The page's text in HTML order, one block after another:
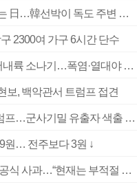
[속보] 여전히 ‘독도는 우리땅’ 외치는 日…韓선박이 독도 주변 해양조사 활동하자 반발
2300여 가구 6시간 단수
부산 울산 경남 구름 많고 경남 북서내륙 소나기…폭염·열대야 계속
보, 백악관서 트럼프 접견
‘탄약 부족 사태’ 보도에 격노한 트럼프…군사기밀 유출자 색출 지시
원… 전주보다 3원 ↓
[속보] ‘심판 성접대’ 논란 축구협회 공식 사과…“현재는 부적절 행위 없어”